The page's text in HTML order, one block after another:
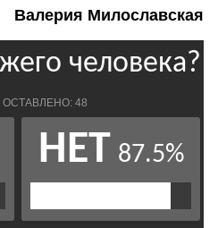
Валерия Милославская